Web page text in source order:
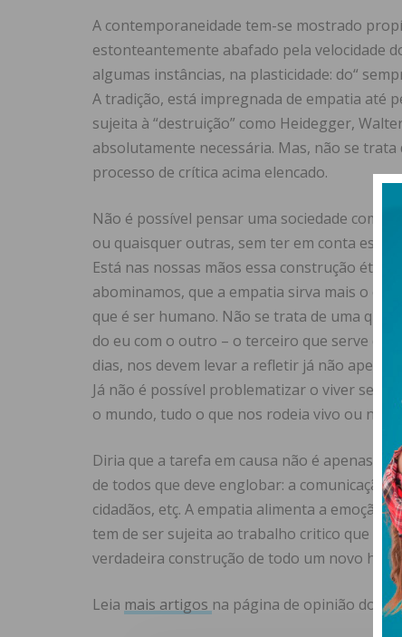
A contemporaneidade tem-se mostrado
estonteantemente abafado pela velocidade
algumas instâncias, na plasticidade: do“
A tradição, está impregnada de empatia até
sujeita à “destruição” como Heidegger,
absolutamente necessária. Mas, não se
processo de crítica acima elencado.
Não é possível pensar uma sociedade com
ou quaisquer outras, sem ter em conta este
Está nas nossas mãos essa construção
abominamos, que a empatia sirva mais o
que é ser humano. Não se trata de uma
do eu com o outro – o terceiro que serve de
dias, nos devem levar a refletir já não
Já não é possível problematizar o viver sem
o mundo, tudo o que nos rodeia vivo ou não
Diria que a tarefa em causa não é apenas
de todos que deve englobar: a comunicação
cidadãos, etç. A empatia alimenta a emoção,
tem de ser sujeita ao trabalho critico que
verdadeira construção de todo um novo
Leia mais artigos na página de opinião do